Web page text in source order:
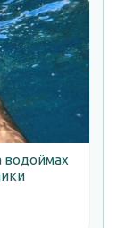
водоймах